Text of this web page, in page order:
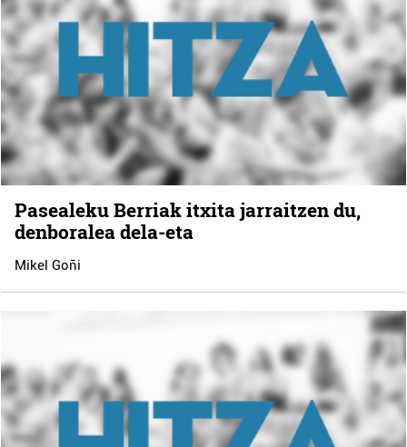
Pasealeku Berriak itxita jarraitzen du,
denboralea dela-eta
Mikel Goñi